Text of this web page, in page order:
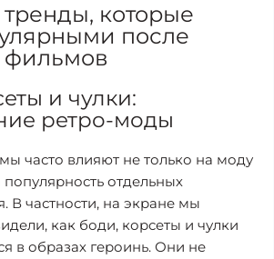
которые
после
фильмов
и чулки:
ретро-моды
часто влияют не только на моду
отдельных
В частности, на экране мы
как боди, корсеты и чулки
в образах героинь. Они не